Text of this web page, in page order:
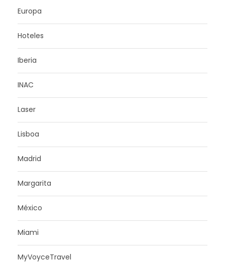
Europa
Hoteles
Iberia
INAC
Laser
Lisboa
Madrid
Margarita
México
Miami
MyVoyceTravel